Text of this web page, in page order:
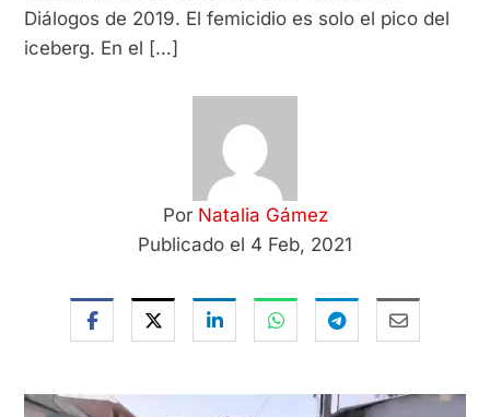
Diálogos de 2019. El femicidio es solo el pico del
iceberg. En el […]
Por Natalia Gámez
Publicado el 4 Feb, 2021